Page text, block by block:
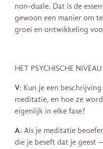
non-duale. Dat is de
gewoon een manier om
groei en ontwikkeling
HET PSYCHISCHE NIVEAU
V: Kun je een
meditatie, en hoe ze
eigenlijk in elke fase?
A: Als je meditatie
die je beseft dat je geest